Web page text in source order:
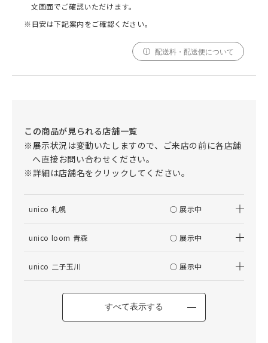
文画面でご確認いただけます。
※目安は下記案内をご確認ください。
配送料・配送便について
この商品が見られる店舗一覧
※展示状況は変動いたしますので、ご来店の前に各店舗
へ直接お問い合わせください。
※詳細は店舗名をクリックしてください。
unico 札幌 ○ 展示中
unico loom 青森 ○ 展示中
unico 二子玉川 ○ 展示中
すべて表示する